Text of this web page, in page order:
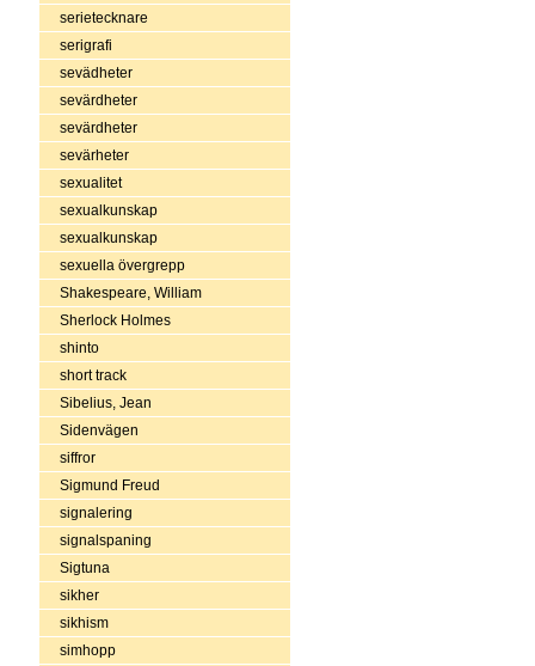
serietecknare
serigrafi
sevädheter
sevärdheter
sevärdheter
sevärheter
sexualitet
sexualkunskap
sexualkunskap
sexuella övergrepp
Shakespeare, William
Sherlock Holmes
shinto
short track
Sibelius, Jean
Sidenvägen
siffror
Sigmund Freud
signalering
signalspaning
Sigtuna
sikher
sikhism
simhopp